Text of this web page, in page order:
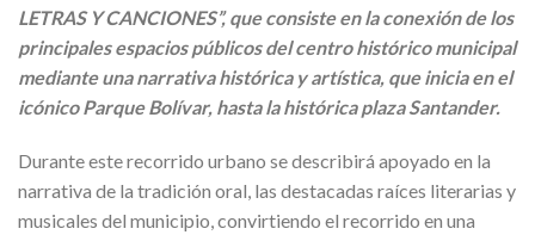
LETRAS Y CANCIONES”, que consiste en la conexión de los
principales espacios públicos del centro histórico municipal
mediante una narrativa histórica y artística, que inicia en el
icónico Parque Bolívar, hasta la histórica plaza Santander.
Durante este recorrido urbano se describirá apoyado en la
narrativa de la tradición oral, las destacadas raíces literarias y
musicales del municipio, convirtiendo el recorrido en una